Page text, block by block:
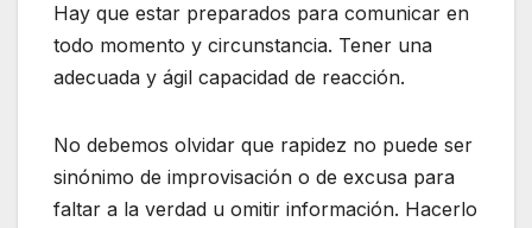
Hay que estar preparados para comunicar en
todo momento y circunstancia. Tener una
adecuada y ágil capacidad de reacción.
No debemos olvidar que rapidez no puede ser
sinónimo de improvisación o de excusa para
faltar a la verdad u omitir información. Hacerlo